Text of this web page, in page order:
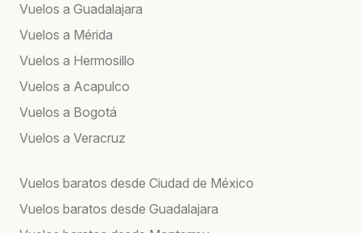
Vuelos a Guadalajara
Vuelos a Mérida
Vuelos a Hermosillo
Vuelos a Acapulco
Vuelos a Bogotá
Vuelos a Veracruz
Vuelos baratos desde Ciudad de México
Vuelos baratos desde Guadalajara